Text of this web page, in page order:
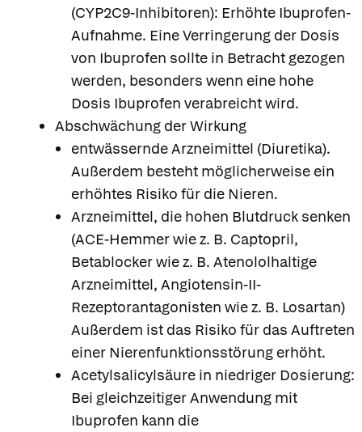
(CYP2C9-Inhibitoren): Erhöhte Ibuprofen-
Aufnahme. Eine Verringerung der Dosis
von Ibuprofen sollte in Betracht gezogen
werden, besonders wenn eine hohe
Dosis Ibuprofen verabreicht wird.
Abschwächung der Wirkung
entwässernde Arzneimittel (Diuretika).
Außerdem besteht möglicherweise ein
erhöhtes Risiko für die Nieren.
Arzneimittel, die hohen Blutdruck senken
(ACE-Hemmer wie z. B. Captopril,
Betablocker wie z. B. Atenololhaltige
Arzneimittel, Angiotensin-II-
Rezeptorantagonisten wie z. B. Losartan)
Außerdem ist das Risiko für das Auftreten
einer Nierenfunktionsstörung erhöht.
Acetylsalicylsäure in niedriger Dosierung:
Bei gleichzeitiger Anwendung mit
Ibuprofen kann die